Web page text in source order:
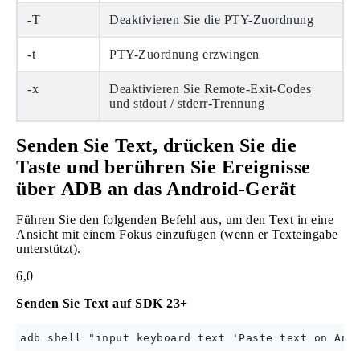
-T Deaktivieren Sie die PTY-Zuordnung
-t PTY-Zuordnung erzwingen
-x
Deaktivieren Sie Remote-Exit-Codes
und stdout / stderr-Trennung
Senden Sie Text, drücken Sie die
Taste und berühren Sie Ereignisse
über ADB an das Android-Gerät
Führen Sie den folgenden Befehl aus, um den Text in eine
Ansicht mit einem Fokus einzufügen (wenn er Texteingabe
unterstützt).
6,0
Senden Sie Text auf SDK 23+